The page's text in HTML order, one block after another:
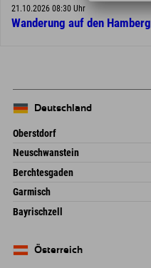
21.10.2026 08:30 Uhr
Wanderung auf den Hamberg
Deutschland
Oberstdorf
An der Breitach 3
Deutschland
Neuschwanstein
An der Riese 45
87484 Nesselwang im Allgäu
Deutschland
Berchtesgaden
Hofreitstr. 7
Deutschland
Garmisch
Frickenstraße 22
82490 Farchant
Bayrischzell
Deutschland
Österreich